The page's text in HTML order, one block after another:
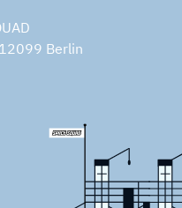
Berlin